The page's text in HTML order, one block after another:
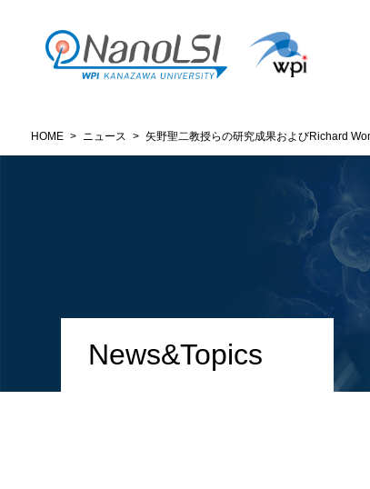
HOME > ニュース > 矢野聖二教授らの研究成果およびRichard
News&Topics